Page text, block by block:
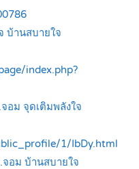
บ้านสบายใจ
index.php?
อม จุดเติมพลังใจ
1/IbDy.html
จอม บ้านสบายใจ